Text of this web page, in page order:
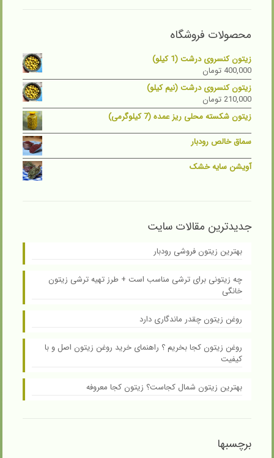
محصولات فروشگاه
زیتون کنسروی درشت (1 کیلو)
400,000 تومان
زیتون کنسروی درشت (نیم کیلو)
210,000 تومان
زیتون شکسته محلی ریز عمده (7 کیلوگرمی)
سماق خالص رودبار
آویشن سایه خشک
جدیدترین مقالات سایت
بهترین زیتون فروشی رودبار
چه زیتونی برای ترشی مناسب است + طرز تهیه ترشی زیتون
خانگی
روغن زیتون چقدر ماندگاری دارد
روغن زیتون کجا بخریم ؟ راهنمای خرید روغن زیتون اصل و با
کیفیت
بهترین زیتون شمال کجاست؟ زیتون کجا معروفه
برچسبها